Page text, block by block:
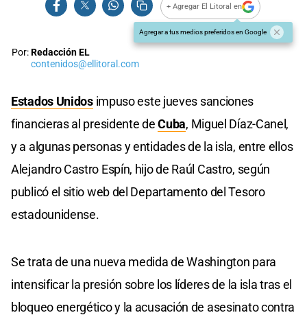
+ Agregar El Litoral en
Agregar a tus medios preferidos en Google
Por:Redacción EL
contenidos@ellitoral.com
Estados Unidosimpuso este jueves sanciones
financieras al presidente deCuba, Miguel Díaz-Canel,
y a algunas personas y entidades de la isla, entre ellos
Alejandro Castro Espín, hijo de Raúl Castro, según
publicó el sitio web del Departamento del Tesoro
estadounidense.
Se trata de una nueva medida de Washington para
intensificar la presión sobre los líderes de la isla tras el
bloqueo energético y la acusación de asesinato contra